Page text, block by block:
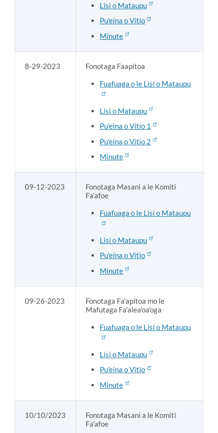
Lisi o Mataupu
Pu'eina o Vitio
Minute
8-29-2023
Fonotaga Faapitoa
Fuafuaga o le Lisi o Mataupu
Lisi o Mataupu
Pu'eina o Vitio 1
Pu'eina o Vitio 2
Minute
09-12-2023
Fonotaga Masani a le Komiti
Fa'afoe
Fuafuaga o le Lisi o Mataupu
Lisi o Mataupu
Pu'eina o Vitio
Minute
09-26-2023
Fonotaga Fa'apitoa mo le
Mafutaga Fa'alea'oa'oga
Fuafuaga o le Lisi o Mataupu
Lisi o Mataupu
Pu'eina o Vitio
Minute
10/10/2023
Fonotaga Masani a le Komiti
Fa'afoe